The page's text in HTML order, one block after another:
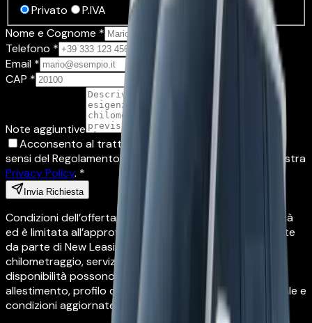
Privato
P.IVA
Nome e Cognome *
Telefono *
Email *
CAP *
Note aggiuntive
Acconsento al trattamento dei miei dati personali ai
sensi del Regolamento UE 2016/679 (GDPR). Leggi la nostra
Privacy Policy. *
Invia Richiesta
Condizioni dell’offerta: l’offerta è soggetta a disponibilità
ed è limitata all’approvazione dell’affidamento del Cliente
da parte di New Leasing. Canoni, anticipo, durata,
chilometraggio, servizi inclusi, tempi di consegna e
disponibilità possono variare in base a veicolo,
allestimento, profilo del richiedente, partner contrattuale e
condizioni aggiornate al momento del preventivo.